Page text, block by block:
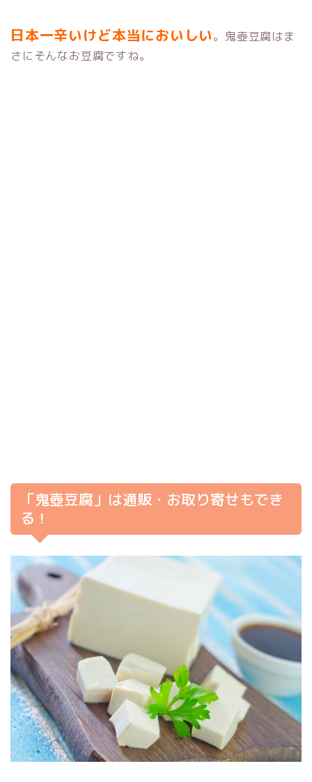
日本一辛いけど本当においしい。鬼壺豆腐はま
さにそんなお豆腐ですね。
「鬼壺豆腐」は通販・お取り寄せもでき
る！